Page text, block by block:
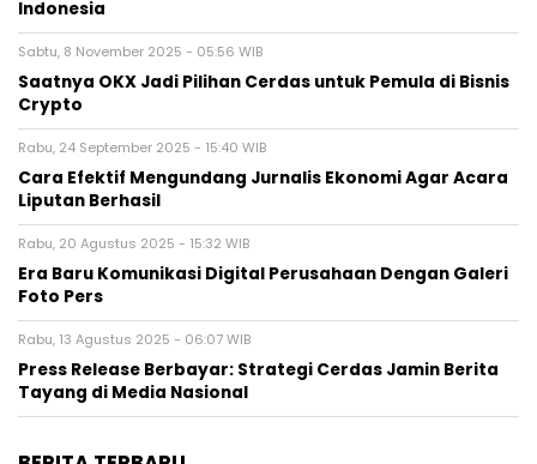
Indonesia
Sabtu, 8 November 2025 - 05:56 WIB
Saatnya OKX Jadi Pilihan Cerdas untuk Pemula di Bisnis
Crypto
Rabu, 24 September 2025 - 15:40 WIB
Cara Efektif Mengundang Jurnalis Ekonomi Agar Acara
Liputan Berhasil
Rabu, 20 Agustus 2025 - 15:32 WIB
Era Baru Komunikasi Digital Perusahaan Dengan Galeri
Foto Pers
Rabu, 13 Agustus 2025 - 06:07 WIB
Press Release Berbayar: Strategi Cerdas Jamin Berita
Tayang di Media Nasional